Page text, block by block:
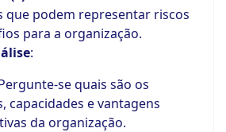
que podem representar riscos
para a organização.
:
se quais são os
capacidades e vantagens
da organização.